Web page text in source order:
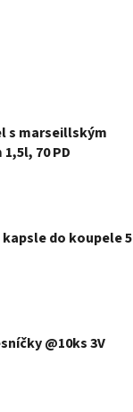
s marseillským
70 PD
do koupele 5
@10ks 3V